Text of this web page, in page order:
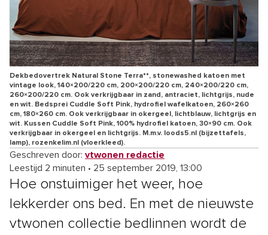
Dekbedovertrek Natural Stone Terra**, stonewashed katoen met
vintage look, 140×200/220 cm, 200×200/220 cm, 240×200/220 cm,
260×200/220 cm. Ook verkrijgbaar in zand, antraciet, lichtgrijs, nude
en wit. Bedsprei Cuddle Soft Pink, hydrofiel wafelkatoen, 260×260
cm, 180×260 cm. Ook verkrijgbaar in okergeel, lichtblauw, lichtgrijs en
wit. Kussen Cuddle Soft Pink, 100% hydrofiel katoen, 30×90 cm. Ook
verkrijgbaar in okergeel en lichtgrijs. M.m.v. loods5.nl (bijzettafels,
lamp), rozenkelim.nl (vloerkleed).
Geschreven door: vtwonen redactie
Leestijd 2 minuten • 25 september 2019, 13:00
Hoe onstuimiger het weer, hoe
lekkerder ons bed. En met de nieuwste
vtwonen collectie bedlinnen wordt de